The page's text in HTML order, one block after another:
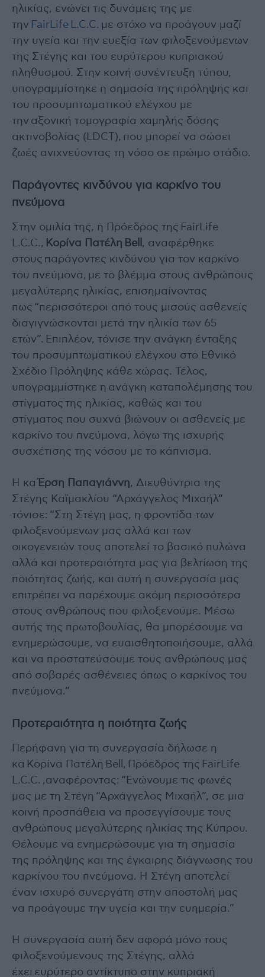
ηλικίας, ενώνει τις δυνάμεις της με
την FairLife L.C.C. με στόχο να προάγουν μαζί
την υγεία και την ευεξία των φιλοξενούμενων
της Στέγης και του ευρύτερου κυπριακού
πληθυσμού. Στην κοινή συνέντευξη τύπου,
υπογραμμίστηκε η σημασία της πρόληψης και
του προσυμπτωματικού ελέγχου με
την αξονική τομογραφία χαμηλής δόσης
ακτινοβολίας (LDCT), που μπορεί να σώσει
ζωές ανιχνεύοντας τη νόσο σε πρώιμο στάδιο.
Παράγοντες κινδύνου για καρκίνο του
πνεύμονα
Στην ομιλία της, η Πρόεδρος της FairLife
L.C.C., Κορίνα Πατέλη Bell , αναφέρθηκε
στους παράγοντες κινδύνου για τον καρκίνο
του πνεύμονα, με το βλέμμα στους ανθρώπους
μεγαλύτερης ηλικίας, επισημαίνοντας
πως “περισσότεροι από τους μισούς ασθενείς
διαγιγνώσκονται μετά την ηλικία των 65
ετών”. Επιπλέον, τόνισε την ανάγκη ένταξης
του προσυμπτωματικού ελέγχου στο Εθνικό
Σχέδιο Πρόληψης κάθε χώρας. Τέλος,
υπογραμμίστηκε η ανάγκη καταπολέμησης του
στίγματος της ηλικίας, καθώς και του
στίγματος που συχνά βιώνουν οι ασθενείς με
καρκίνο του πνεύμονα, λόγω της ισχυρής
συσχέτισης της νόσου με το κάπνισμα.
Η κα Έρση Παπαγιάννη, Διευθύντρια της
Στέγης Καϊμακλίου “Αρχάγγελος Μιχαήλ”
τόνισε: “Στη Στέγη μας, η φροντίδα των
φιλοξενούμενων μας αλλά και των
οικογενειών τους αποτελεί το βασικό πυλώνα
αλλά και προτεραιότητα μας για βελτίωση της
ποιότητας ζωής, και αυτή η συνεργασία μας
επιτρέπει να παρέχουμε ακόμη περισσότερα
στους ανθρώπους που φιλοξενούμε. Μέσω
αυτής της πρωτοβουλίας, θα μπορέσουμε να
ενημερώσουμε, να ευαισθητοποιήσουμε, αλλά
και να προστατεύσουμε τους ανθρώπους μας
από σοβαρές ασθένειες όπως ο καρκίνος του
πνεύμονα.”
Προτεραιότητα η ποιότητα ζωής
Περήφανη για τη συνεργασία δήλωσε η
κα Κορίνα Πατέλη Bell, Πρόεδρος της FairLife
L.C.C. ,αναφέροντας: “Ενώνουμε τις φωνές
μας με τη Στέγη “Αρχάγγελος Μιχαήλ”, σε μια
κοινή προσπάθεια να προσεγγίσουμε τους
ανθρώπους μεγαλύτερης ηλικίας της Κύπρου.
Θέλουμε να ενημερώσουμε για τη σημασία
της πρόληψης και της έγκαιρης διάγνωσης του
καρκίνου του πνεύμονα. Η Στέγη αποτελεί
έναν ισχυρό συνεργάτη στην αποστολή μας
να προάγουμε την υγεία και την ευημερία.”
Η συνεργασία αυτή δεν αφορά μόνο τους
φιλοξενούμενους της Στέγης, αλλά
έχει ευρύτερο αντίκτυπο στην κυπριακή